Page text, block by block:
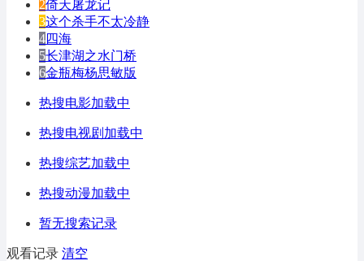
2倚天屠龙记
3这个杀手不太冷静
4四海
5长津湖之水门桥
6金瓶梅杨思敏版
热搜电影加载中
热搜电视剧加载中
热搜综艺加载中
热搜动漫加载中
暂无搜索记录
观看记录 清空